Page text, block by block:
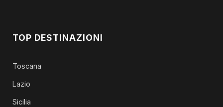
TOP DESTINAZIONI
Toscana
Lazio
Sicilia